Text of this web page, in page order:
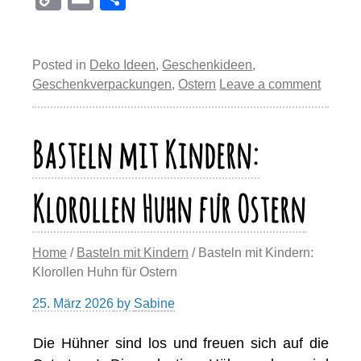
er
st
b
o
k
y
d
o
p
m
y
Li
k
n
Posted in Deko Ideen, Geschenkideen,
Geschenkverpackungen,Ostern Leave a comment
Basteln mit Kindern:
Klorollen Huhn für Ostern
Home / Basteln mit Kindern / Basteln mit Kindern:
Klorollen Huhn für Ostern
25. März 2026 by Sabine
Die Hühner sind los und freuen sich auf die